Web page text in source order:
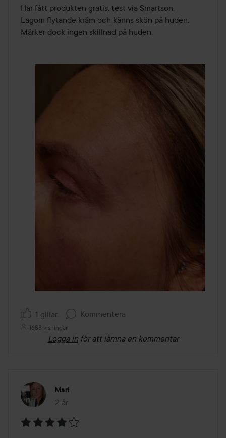
av
5
Har fått produkten gratis, test via Smartson.
Lagom flytande kräm och känns skön på huden.
Märker dock ingen skillnad på huden.
1 gillar Kommentera
1688 visningar
Logga in för att lämna en kommentar
Mari
2 år
Inlägget skapades 2 år